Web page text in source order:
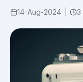
14-Aug-2024 3